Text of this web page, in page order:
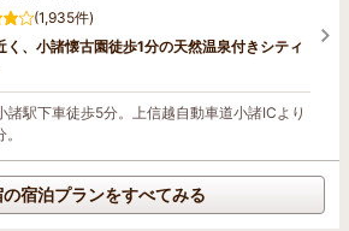
(1,935件)
く、小諸懐古園徒歩1分の天然温泉付きシティ
諸駅下車徒歩5分。上信越自動車道小諸ICより
の宿泊プランをすべてみる